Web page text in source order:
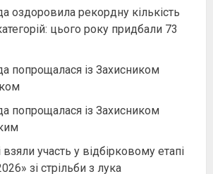
оздоровила рекордну кількість
цього року придбали 73
попрощалася із Захисником
попрощалася із Захисником
участь у відбірковому етапі
зі стрільби з лука